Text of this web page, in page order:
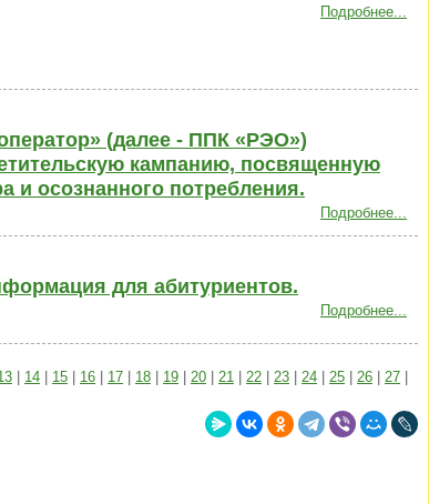
Подробнее...
(далее - ППК «РЭО»)
кампанию, посвященную
и осознанного потребления.
Подробнее...
для абитуриентов.
Подробнее...
14 15 16 17 18 19 20 21 22 23 24 25 26 27